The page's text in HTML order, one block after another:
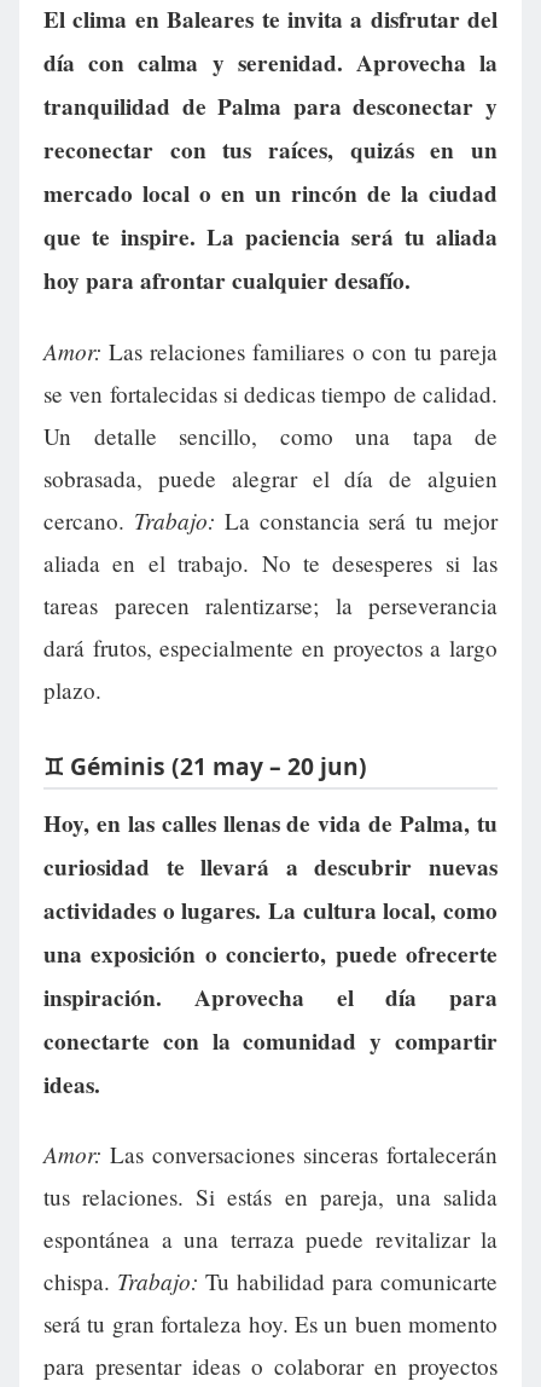
El clima en Baleares te invita a disfrutar del
día con calma y serenidad. Aprovecha la
tranquilidad de Palma para desconectar y
reconectar con tus raíces, quizás en un
mercado local o en un rincón de la ciudad
que te inspire. La paciencia será tu aliada
hoy para afrontar cualquier desafío.
Amor: Las relaciones familiares o con tu pareja
se ven fortalecidas si dedicas tiempo de calidad.
Un detalle sencillo, como una tapa de
sobrasada, puede alegrar el día de alguien
cercano. Trabajo: La constancia será tu mejor
aliada en el trabajo. No te desesperes si las
tareas parecen ralentizarse; la perseverancia
dará frutos, especialmente en proyectos a largo
plazo.
♊ Géminis (21 may – 20 jun)
Hoy, en las calles llenas de vida de Palma, tu
curiosidad te llevará a descubrir nuevas
actividades o lugares. La cultura local, como
una exposición o concierto, puede ofrecerte
inspiración. Aprovecha el día para
conectarte con la comunidad y compartir
ideas.
Amor: Las conversaciones sinceras fortalecerán
tus relaciones. Si estás en pareja, una salida
espontánea a una terraza puede revitalizar la
chispa. Trabajo: Tu habilidad para comunicarte
será tu gran fortaleza hoy. Es un buen momento
para presentar ideas o colaborar en proyectos